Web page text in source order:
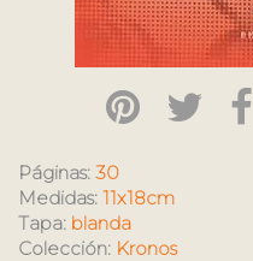
Páginas: 30
Medidas: 11x18cm
Tapa: blanda
Colección: Kronos